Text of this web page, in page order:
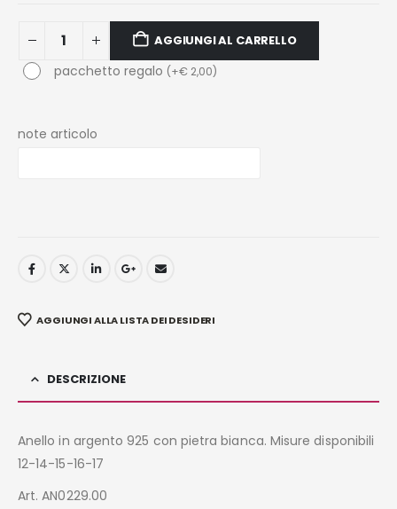
AGGIUNGI AL CARRELLO
pacchetto regalo (+€2,00)
note articolo
AGGIUNGI ALLA LISTA DEI DESIDERI
DESCRIZIONE
Anello in argento 925 con pietra bianca. Misure disponibili
12-14-15-16-17
Art. AN0229.00